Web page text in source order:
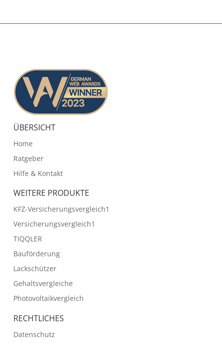
ÜBERSICHT
Home
Ratgeber
Hilfe & Kontakt
WEITERE PRODUKTE
KFZ-Versicherungsvergleich1
Versicherungsvergleich1
TIQQLER
Bauförderung
Lackschützer
Gehaltsvergleiche
Photovoltaikvergleich
RECHTLICHES
Datenschutz